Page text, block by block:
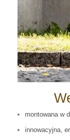
montowana w
innowacyjna,